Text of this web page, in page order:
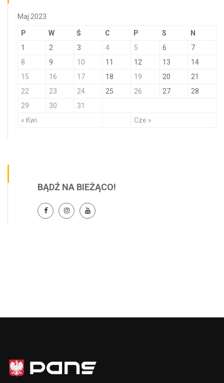
Maj 2023
P W Ś C P S N
« Kwi Cze »
1 2 3 4 5 6
7
8
9 10 11 12 13
14
15
16 17 18 19 20
21
22
23 24 25 26 27
28
29
30 31
BĄDŹ NA BIEŻĄCO!